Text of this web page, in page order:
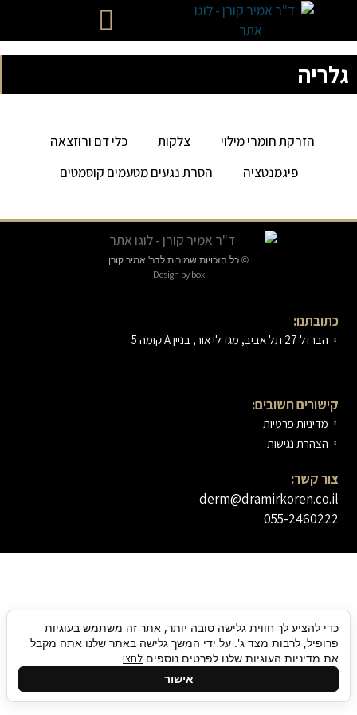
גלריה
הזרקת חומרי מילוי צלקות
כלי דם ורוזצאה
פיגמנטציה
הסרת נגעים מטעמים קוסמטים
© כל הזכויות שמורות לדר' אמיר קורן
Design by box
כתובתנו:
הברזל 27 תל אביב, מגדלי אור, בניין A קומה 5
קישורים חשובים:
מדיניות פרטיות
הצהרת נגישות
צור קשר:
derm@dramirkoren.co.il
055-2460222
כדי להציע לך חווית גלישה טובה יותר, אתר זה משתמש בעוגיות
פרופיל, לרבות מצד ג'. על ידי המשך גלישה באתר שלנו אתה מקבל
את מדיניות העוגיות שלנו לפרטים נוספים לחצו
אישור